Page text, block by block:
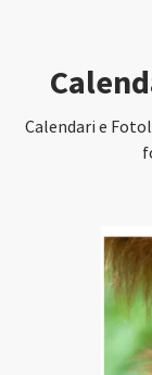
Calendari e